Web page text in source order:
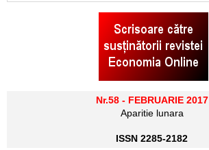
Nr.58 - FEBRUARIE 2017
Aparitie lunara
ISSN 2285-2182